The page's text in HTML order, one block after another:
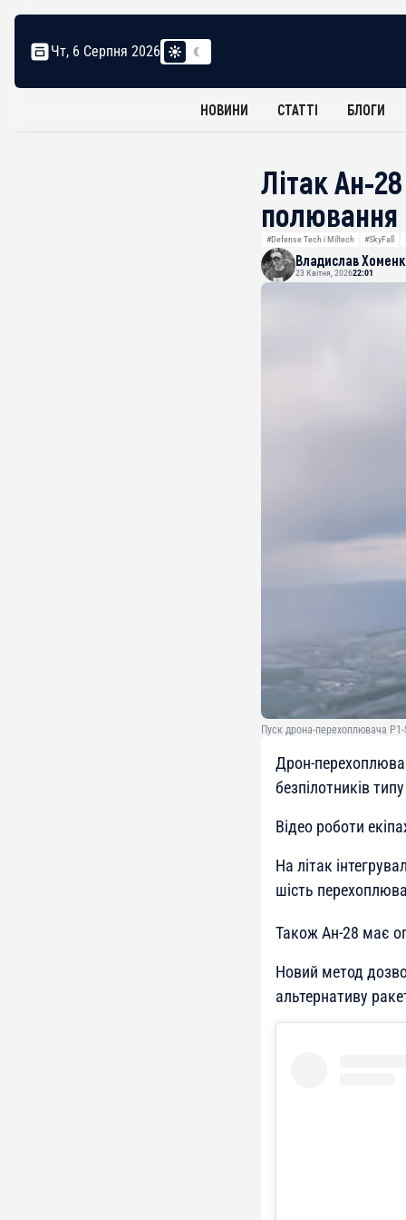
Чт, 6 Серпня 2026
НОВИНИ СТАТТІ БЛОГИ
Літак Ан-
полювання
#Defense Tech і Miltech #SkyFall
Владислав
23 Квітня, 202622:01
Пуск дрона-перехоплювача
Дрон-
безпілотників
Відео роботи
На літак
шість
Також Ан-28 має
Новий метод
альтернативу